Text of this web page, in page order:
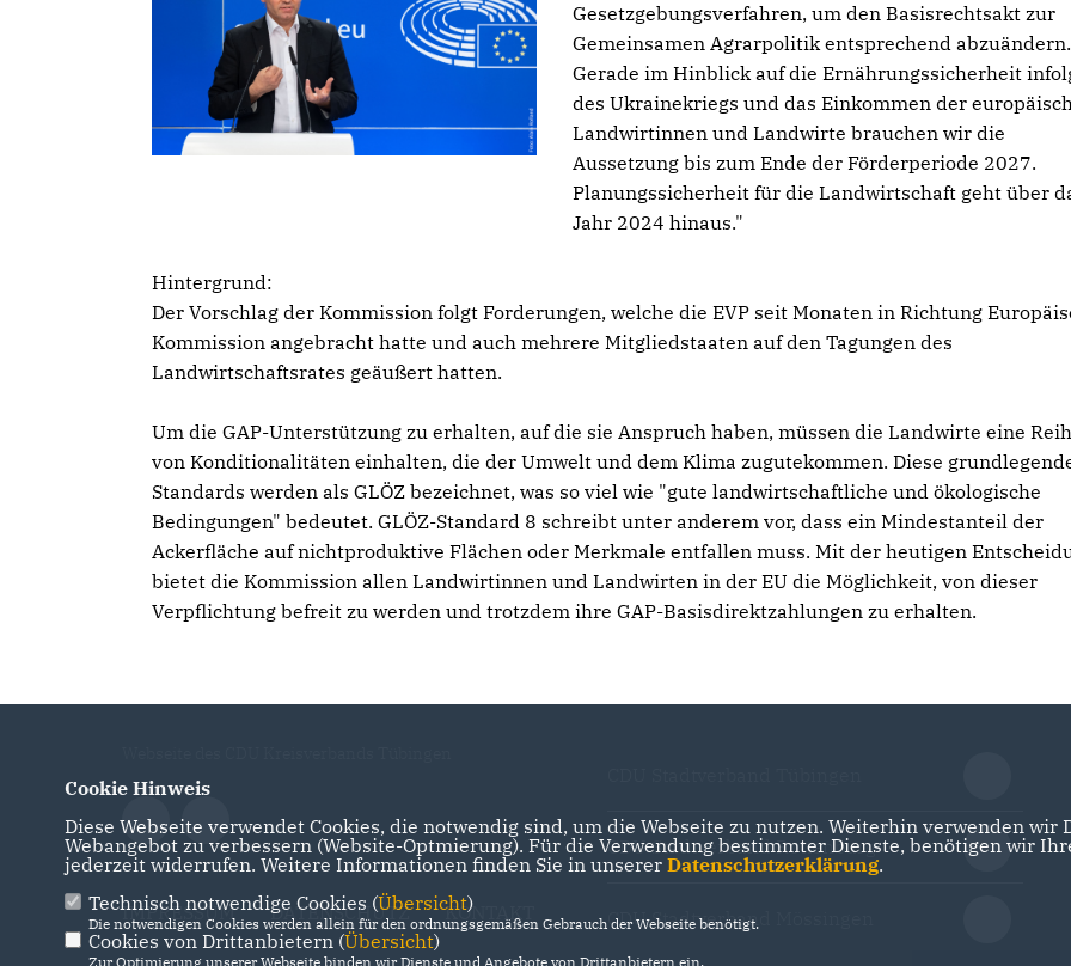
Gesetzgebungsverfahren, um den Basisrechtsakt zur
Gemeinsamen Agrarpolitik entsprechend abzuändern.
Gerade im Hinblick auf die Ernährungssicherheit
des Ukrainekriegs und das Einkommen der
Landwirtinnen und Landwirte brauchen wir die
Aussetzung bis zum Ende der Förderperiode 2027.
Planungssicherheit für die Landwirtschaft geht über
Jahr 2024 hinaus."
Hintergrund:
Der Vorschlag der Kommission folgt Forderungen, welche die EVP seit Monaten in Richtung
Kommission angebracht hatte und auch mehrere Mitgliedstaaten auf den Tagungen des
Landwirtschaftsrates geäußert hatten.
Um die GAP-Unterstützung zu erhalten, auf die sie Anspruch haben, müssen die Landwirte eine
von Konditionalitäten einhalten, die der Umwelt und dem Klima zugutekommen. Diese
Standards werden als GLÖZ bezeichnet, was so viel wie "gute landwirtschaftliche und ökologische
Bedingungen" bedeutet. GLÖZ-Standard 8 schreibt unter anderem vor, dass ein Mindestanteil der
Ackerfläche auf nichtproduktive Flächen oder Merkmale entfallen muss. Mit der heutigen
bietet die Kommission allen Landwirtinnen und Landwirten in der EU die Möglichkeit, von dieser
Verpflichtung befreit zu werden und trotzdem ihre GAP-Basisdirektzahlungen zu erhalten.
IMPRESSUM DATENSCHUTZ KONTAKT
CDU Stadtverband Rottenburg
CDU Stadtverband Mössingen
Cookie Hinweis
Diese Webseite verwendet Cookies, die notwendig sind, um die Webseite zu nutzen. Weiterhin verwenden
Webangebot zu verbessern (Website-Optmierung). Für die Verwendung bestimmter Dienste, benötigen wir
jederzeit widerrufen. Weitere Informationen finden Sie in unserer Datenschutzerklärung.
Technisch notwendige Cookies (Übersicht)
Die notwendigen Cookies werden allein für den ordnungsgemäßen Gebrauch der Webseite benötigt.
Cookies von Drittanbietern (Übersicht)
Zur Optimierung unserer Webseite binden wir Dienste und Angebote von Drittanbietern ein.